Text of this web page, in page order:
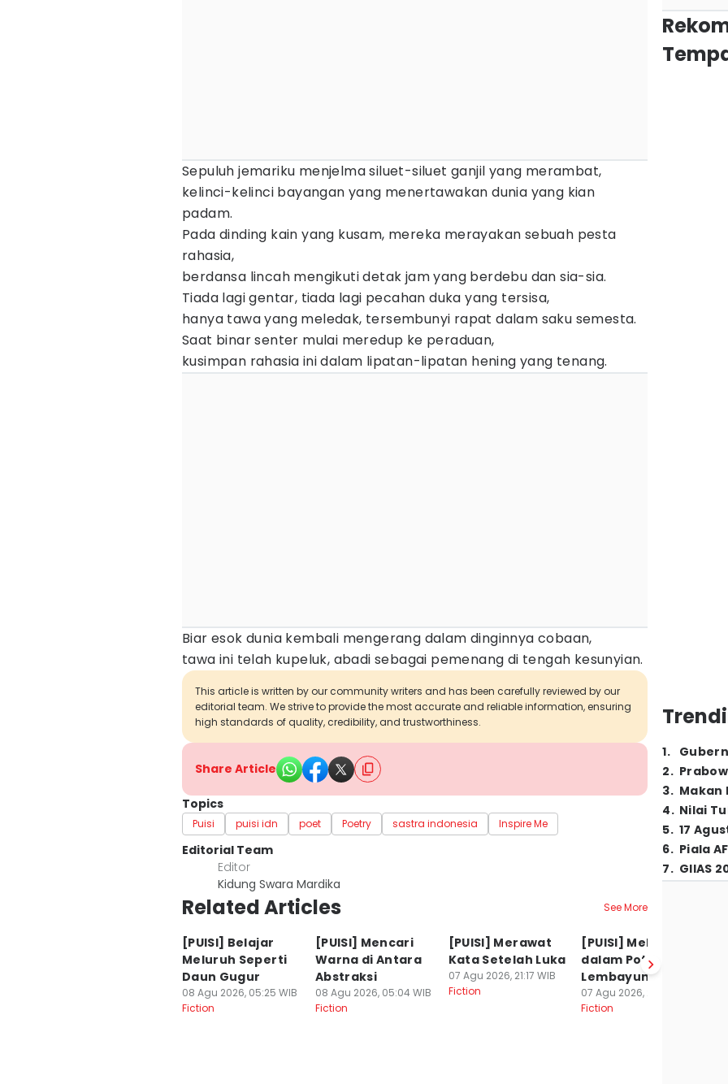
Sepuluh jemariku menjelma siluet-siluet ganjil yang merambat,
kelinci-kelinci bayangan yang menertawakan dunia yang kian
padam.
​Pada dinding kain yang kusam, mereka merayakan sebuah pesta
rahasia,
berdansa lincah mengikuti detak jam yang berdebu dan sia-sia.
Tiada lagi gentar, tiada lagi pecahan duka yang tersisa,
hanya tawa yang meledak, tersembunyi rapat dalam saku semesta.
​Saat binar senter mulai meredup ke peraduan,
kusimpan rahasia ini dalam lipatan-lipatan hening yang tenang.
Biar esok dunia kembali mengerang dalam dinginnya cobaan,
tawa ini telah kupeluk, abadi sebagai pemenang di tengah kesunyian.
This article is written by our community writers and has been carefully reviewed by our
editorial team. We strive to provide the most accurate and reliable information, ensuring
high standards of quality, credibility, and trustworthiness.
Share Article
Topics
Puisi puisi idn poet Poetry sastra indonesia Inspire Me
Editorial Team
Editor
Kidung Swara Mardika
Related Articles See More
[PUISI] Belajar
Meluruh Seperti
Daun Gugur
08 Agu 2026, 05:25 WIB
Fiction
[PUISI] Mencari
Warna di Antara
Abstraksi
08 Agu 2026, 05:04 WIB
Fiction
[PUISI] Merawat
Kata Setelah Luka
07 Agu 2026, 21:17 WIB
Fiction
[PUISI] Melodi
dalam Potret
Lembayung
07 Agu 2026, 20:27 WIB
Fiction
1.
2.
3. Makan
4. Nilai
5. 17
6. Piala
7. GIIAS